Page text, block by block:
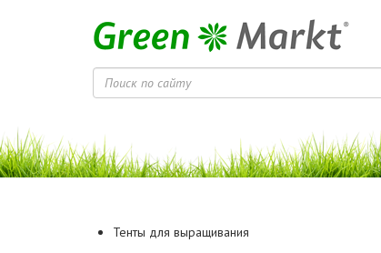
Тенты для выращивания